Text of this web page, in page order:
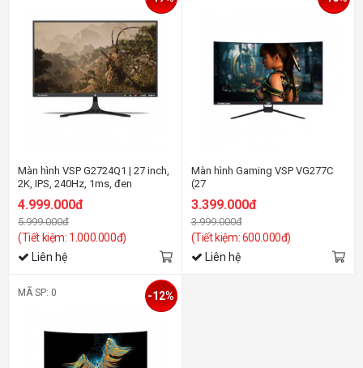
Màn hình VSP G2724Q1 | 27 inch,
2K, IPS, 240Hz, 1ms, đen
4.999.000đ
5.999.000đ
(Tiết kiệm: 1.000.000đ)
Liên hệ
Màn hình Gaming VSP VG277C
(27
3.399.000đ
3.999.000đ
(Tiết kiệm: 600.000đ)
Liên hệ
MÃ SP: 0 -12%